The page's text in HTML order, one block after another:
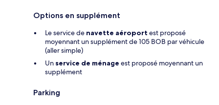
Options en supplément
Le service de navette aéroport est proposé
moyennant un supplément de 105 BOB par véhicule
(aller simple)
Un service de ménage est proposé moyennant un
supplément
Parking